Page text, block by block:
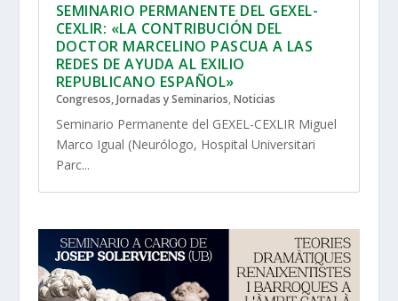
SEMINARIO PERMANENTE DEL GEXEL-
CEXLIR: «LA CONTRIBUCIÓN DEL
DOCTOR MARCELINO PASCUA A LAS
REDES DE AYUDA AL EXILIO
REPUBLICANO ESPAÑOL»
Congresos, Jornadas y Seminarios, Noticias
Seminario Permanente del GEXEL-CEXLIR Miguel
Marco Igual (Neurólogo, Hospital Universitari
Parc...